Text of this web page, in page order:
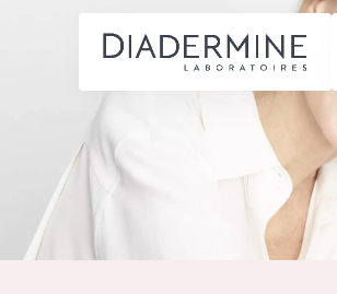
SOLUTIONS POUR LA PEAU
Hydratation et éclat
Réduction des rides
ACCUEIL
Composition
À propos